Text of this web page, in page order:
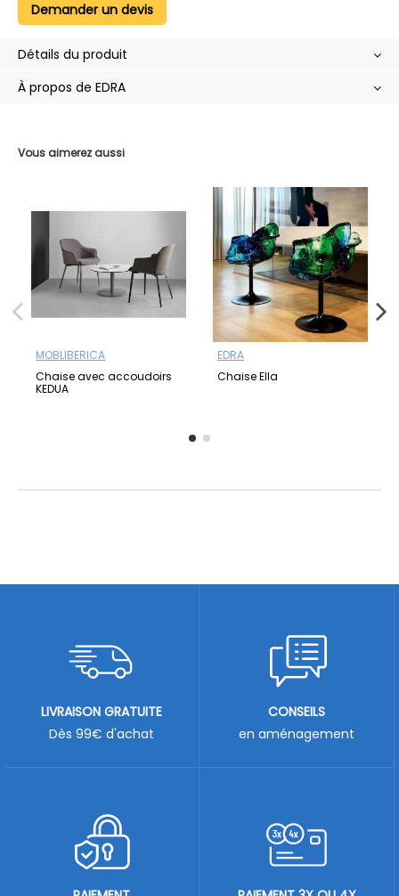
Vous aimerez aussi
MOBLIBERICA
Chaise avec accoudoirs
KEDUA
EDRA
Chaise Ella
Demander un devis
Détails du produit
À propos de EDRA
LIVRAISON GRATUITE
Dès 99€ d'achat
CONSEILS
en aménagement